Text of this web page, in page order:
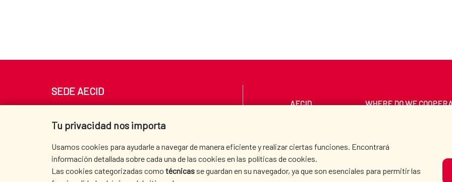
Tu privacidad nos importa
Usamos cookies para ayudarle a navegar de manera eficiente y realizar ciertas funciones. Encontrará
información detallada sobre cada una de las cookies en las políticas de cookies.
Las cookies categorizadas como técnicas se guardan en su navegador, ya que son esenciales para permitir las
SEDE AECID
Tel. +34 900 20 30 54​​​​​​​
AECID WHERE DO WE
PRESS ROOM CULTURE AND